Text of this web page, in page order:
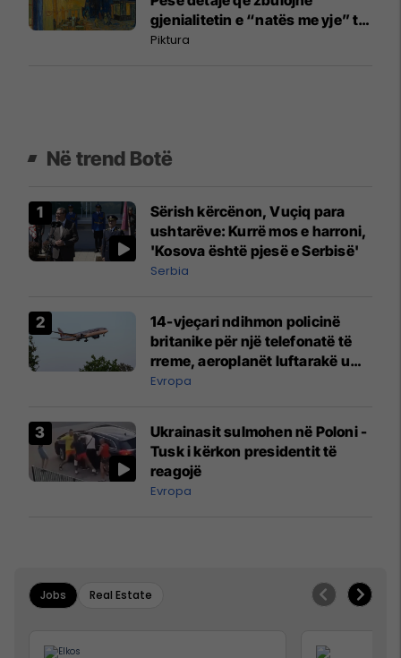
gjenialitetin e “natës me yje” të
Van Goghut
Piktura
Në trend Botë
Sërish kërcënon, Vuçiq para
ushtarëve: Kurrë mos e harroni,
'Kosova është pjesë e Serbisë'
Serbia
14-vjeçari ndihmon policinë
britanike për një telefonatë të
rreme, aeroplanët luftarakë u
ngritën në ajër për të
Mançesterit
Evropa
Ukrainasit sulmohen në Poloni -
Tusk i kërkon presidentit të
reagojë
Evropa
Jobs Real Estate